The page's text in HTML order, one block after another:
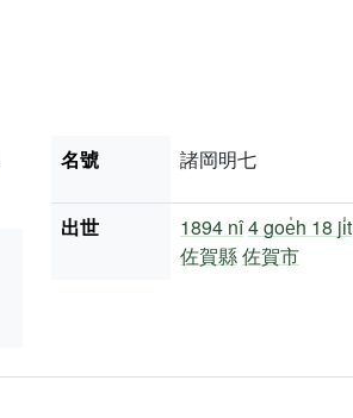
名號 諸岡明七
出世 1894 nî4 goe̍h 18 ji̍t
佐賀縣佐賀市